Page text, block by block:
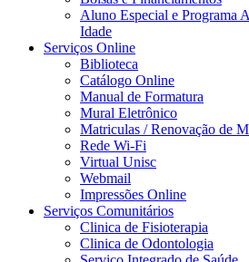
Aluno Especial e Programa
Idade
Serviços Online
Biblioteca
Catálogo Online
Manual de Formatura
Mural Eletrônico
Matriculas / Renovação de
Rede Wi-Fi
Virtual Unisc
Webmail
Impressões Online
Serviços Comunitários
Clinica de Fisioterapia
Clinica de Odontologia